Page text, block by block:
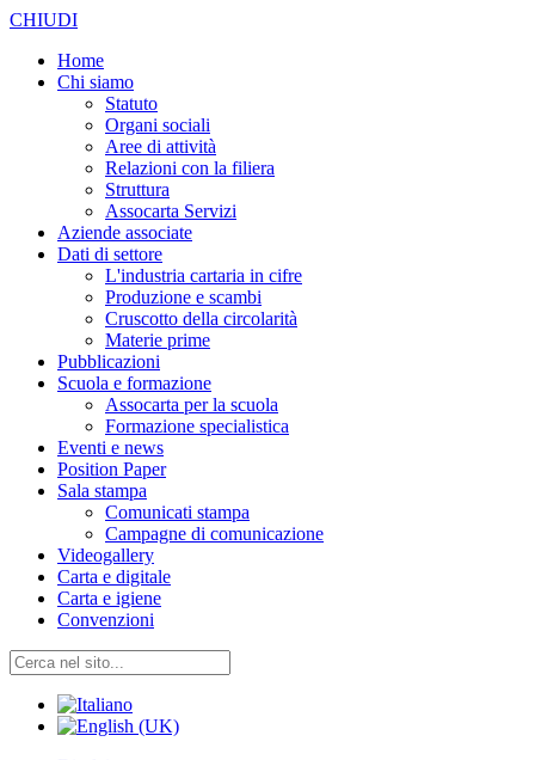
CHIUDI
Home
Chi siamo
Statuto
Organi sociali
Aree di attività
Relazioni con la filiera
Struttura
Assocarta Servizi
Aziende associate
Dati di settore
L'industria cartaria in cifre
Produzione e scambi
Cruscotto della circolarità
Materie prime
Pubblicazioni
Scuola e formazione
Assocarta per la scuola
Formazione specialistica
Eventi e news
Position Paper
Sala stampa
Comunicati stampa
Campagne di comunicazione
Videogallery
Carta e digitale
Carta e igiene
Convenzioni